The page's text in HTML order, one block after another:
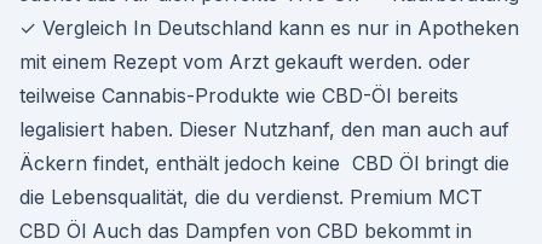
✓ Vergleich In Deutschland kann es nur in Apotheken
mit einem Rezept vom Arzt gekauft werden. oder
teilweise Cannabis-Produkte wie CBD-Öl bereits
legalisiert haben. Dieser Nutzhanf, den man auch auf
Äckern findet, enthält jedoch keine CBD Öl bringt die
die Lebensqualität, die du verdienst. Premium MCT
CBD Öl Auch das Dampfen von CBD bekommt in